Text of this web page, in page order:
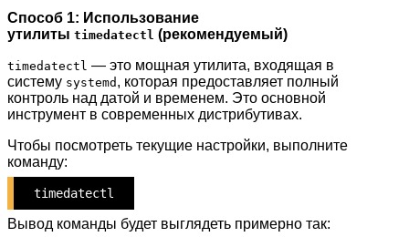
Способ 1: Использование
утилиты timedatectl (рекомендуемый)
timedatectl — это мощная утилита, входящая в
систему systemd , которая предоставляет полный
контроль над датой и временем. Это основной
инструмент в современных дистрибутивах.
Чтобы посмотреть текущие настройки, выполните
команду:
timedatectl
Вывод команды будет выглядеть примерно так: